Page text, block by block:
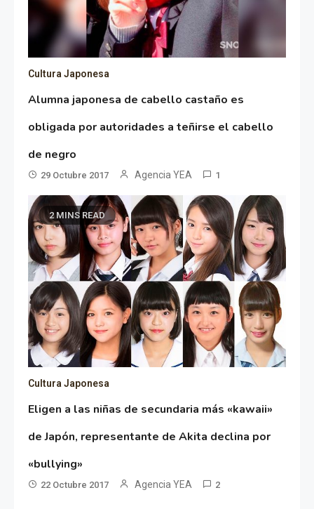
Cultura Japonesa
Alumna japonesa de cabello castaño es
obligada por autoridades a teñirse el cabello
de negro
29 Octubre 2017 Agencia YEA 1
2 MINS READ
Cultura Japonesa
Eligen a las niñas de secundaria más «kawaii»
de Japón, representante de Akita declina por
«bullying»
22 Octubre 2017 Agencia YEA 2